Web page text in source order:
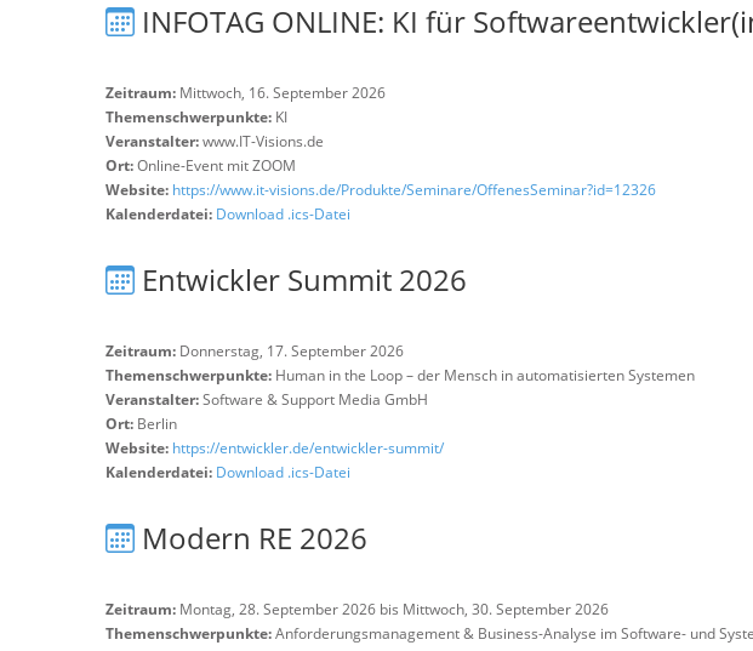
INFOTAG ONLINE: KI für
Zeitraum: Mittwoch, 16. September 2026
Themenschwerpunkte: KI
Veranstalter:www.IT-Visions.de
Ort:Online-Event mit ZOOM
Website: https://www.it-visions.de/Produkte/Seminare/OffenesSeminar?id=12326
Kalenderdatei: Download .ics-Datei
Entwickler Summit 2026
Zeitraum: Donnerstag, 17. September 2026
Themenschwerpunkte: Human in the Loop – der Mensch in automatisierten Systemen
Veranstalter:Software & Support Media GmbH
Ort: Berlin
Website: https://entwickler.de/entwickler-summit/
Kalenderdatei: Download .ics-Datei
Modern RE 2026
Zeitraum: Montag, 28. September 2026 bis Mittwoch, 30. September 2026
Themenschwerpunkte:Anforderungsmanagement & Business-Analyse im Software- und